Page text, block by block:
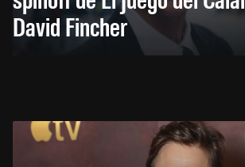
David Fincher